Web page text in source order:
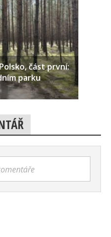
část první:
parku